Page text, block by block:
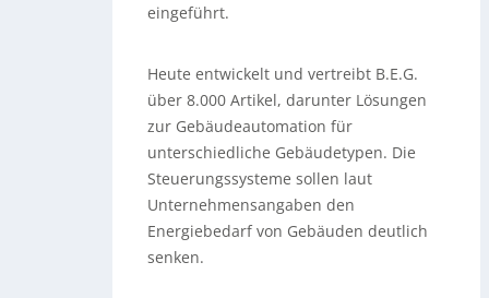
eingeführt.
Heute entwickelt und vertreibt B.E.G.
über 8.000 Artikel, darunter Lösungen
zur Gebäudeautomation für
unterschiedliche Gebäudetypen. Die
Steuerungssysteme sollen laut
Unternehmensangaben den
Energiebedarf von Gebäuden deutlich
senken.